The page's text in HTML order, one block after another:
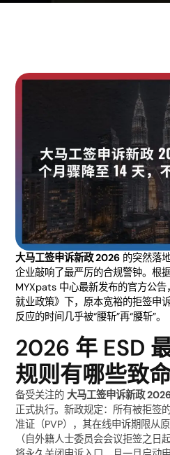
大马工签申诉新政 2026 的突然落
企业敲响了最严厉的合规警钟。根
MYXpats 中心最新发布的官方公
就业政策》下，原本宽裕的拒签申
反应的时间几乎被“腰斩”再“腰斩”。
2026 年 ESD
规则有哪些致
备受关注的 大马工签申诉新政
正式执行。新政规定：所有被拒签
准证（PVP），其在线申诉期限从
（自外籍人士委员会会议拒签之日